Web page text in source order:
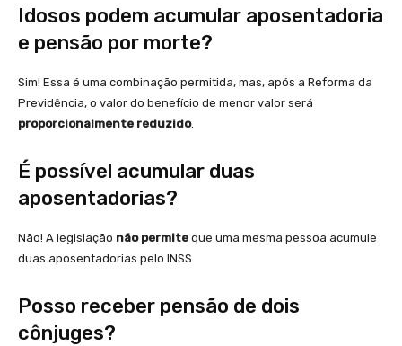
Idosos podem acumular aposentadoria
e pensão por morte?
Sim! Essa é uma combinação permitida, mas, após a Reforma da
Previdência, o valor do benefício de menor valor será
proporcionalmente reduzido.
É possível acumular duas
aposentadorias?
Não! A legislação não permite que uma mesma pessoa acumule
duas aposentadorias pelo INSS.
Posso receber pensão de dois
cônjuges?